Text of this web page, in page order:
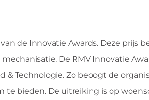
de Innovatie Awards. Deze prijs
De RMV Innovatie
Technologie. Zo beoogt de
te bieden. De uitreiking is op